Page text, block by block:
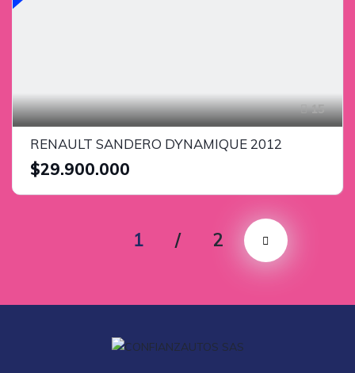
15
RENAULT SANDERO DYNAMIQUE 2012
$29.900.000
1 / 2